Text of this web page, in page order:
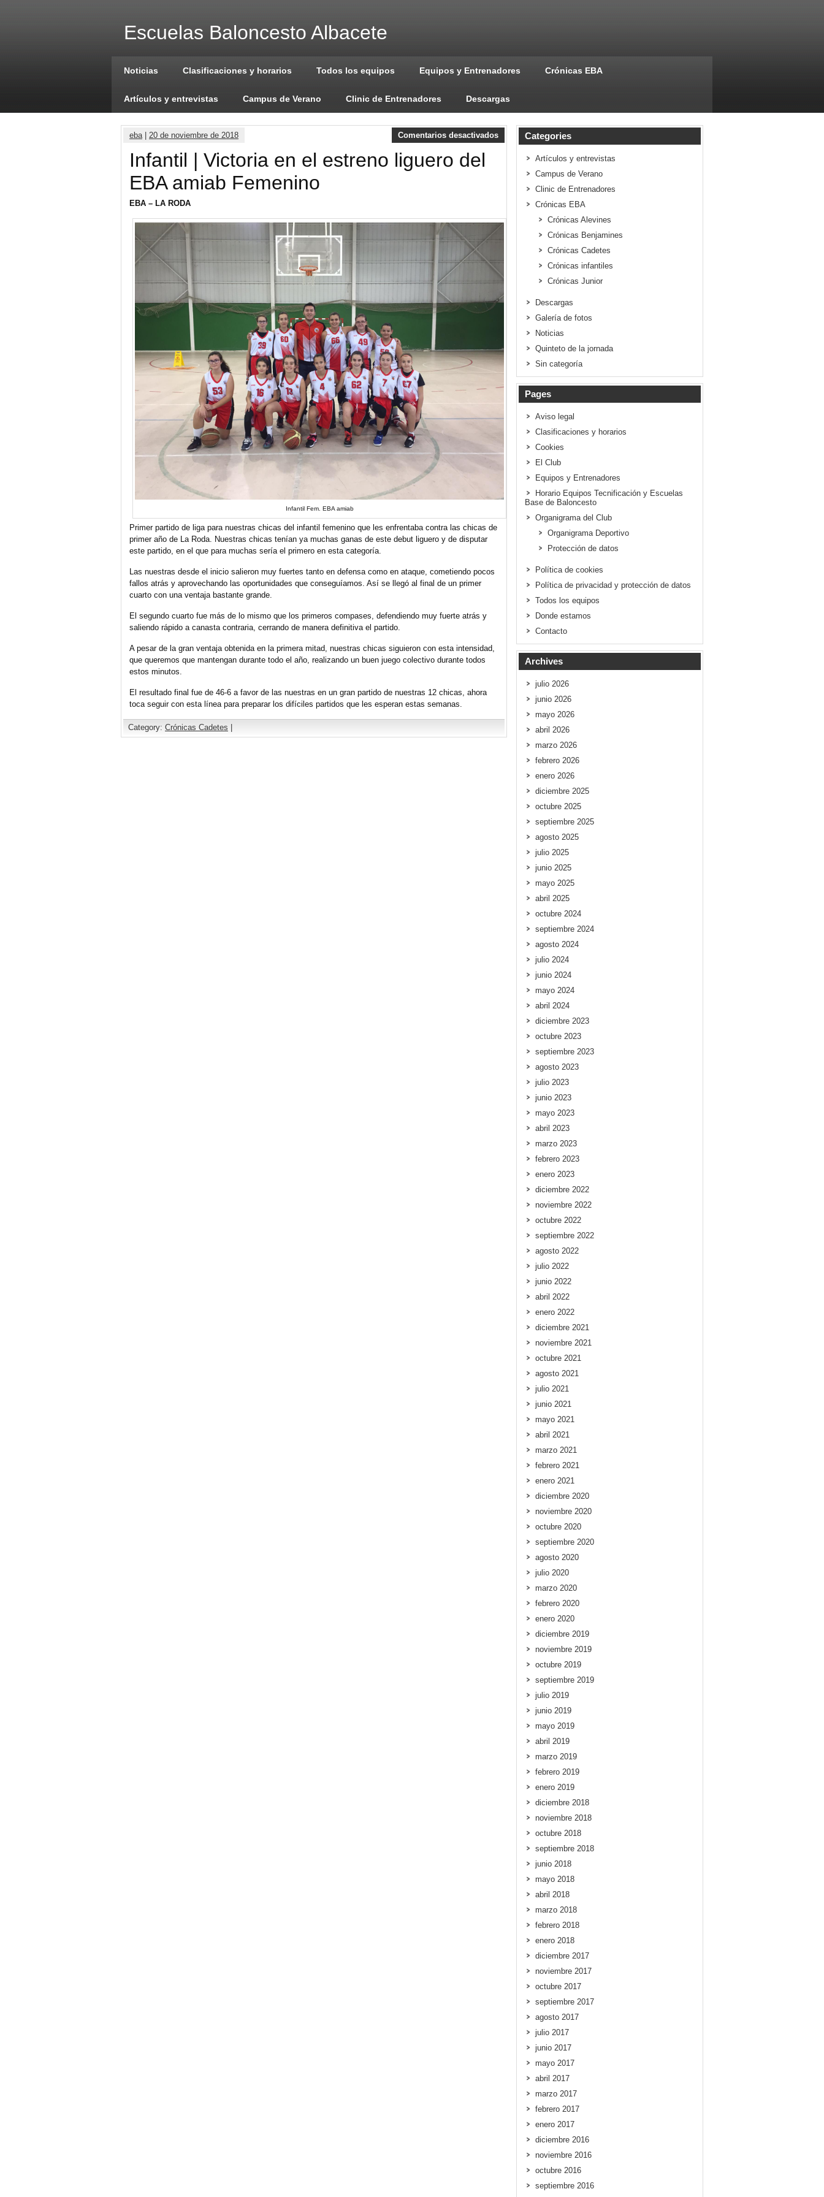
Escuelas Baloncesto Albacete
Noticias Clasificaciones y horarios Todos los equipos Equipos y Entrenadores Crónicas EBA
Artículos y entrevistas Campus de Verano Clinic de Entrenadores Descargas
eba| 20 de noviembre de 2018 Comentarios desactivados
Infantil | Victoria en el estreno liguero del
EBA amiab Femenino
EBA – LA RODA
Infantil Fem. EBA amiab
Primer partido de liga para nuestras chicas del infantil femenino que les enfrentaba contra las chicas de
primer año de La Roda. Nuestras chicas tenían ya muchas ganas de este debut liguero y de disputar
este partido, en el que para muchas sería el primero en esta categoría.
Las nuestras desde el inicio salieron muy fuertes tanto en defensa como en ataque, cometiendo pocos
fallos atrás y aprovechando las oportunidades que conseguíamos. Así se llegó al final de un primer
cuarto con una ventaja bastante grande.
El segundo cuarto fue más de lo mismo que los primeros compases, defendiendo muy fuerte atrás y
saliendo rápido a canasta contraria, cerrando de manera definitiva el partido.
A pesar de la gran ventaja obtenida en la primera mitad, nuestras chicas siguieron con esta intensidad,
que queremos que mantengan durante todo el año, realizando un buen juego colectivo durante todos
estos minutos.
El resultado final fue de 46-6 a favor de las nuestras en un gran partido de nuestras 12 chicas, ahora
toca seguir con esta línea para preparar los difíciles partidos que les esperan estas semanas.
Category: Crónicas Cadetes |
Categories
Artículos y entrevistas
Campus de Verano
Clinic de Entrenadores
Crónicas EBA
Crónicas Alevines
Crónicas Benjamines
Crónicas Cadetes
Crónicas infantiles
Crónicas Junior
Descargas
Galería de fotos
Noticias
Quinteto de la jornada
Sin categoría
Pages
Aviso legal
Clasificaciones y horarios
Cookies
El Club
Equipos y Entrenadores
Horario Equipos Tecnificación y Escuelas
Base de Baloncesto
Organigrama del Club
Organigrama Deportivo
Protección de datos
Política de cookies
Política de privacidad y protección de datos
Todos los equipos
Donde estamos
Contacto
Archives
julio 2026
junio 2026
mayo 2026
abril 2026
marzo 2026
febrero 2026
enero 2026
diciembre 2025
octubre 2025
septiembre 2025
agosto 2025
julio 2025
junio 2025
mayo 2025
abril 2025
octubre 2024
septiembre 2024
agosto 2024
julio 2024
junio 2024
mayo 2024
abril 2024
diciembre 2023
octubre 2023
septiembre 2023
agosto 2023
julio 2023
junio 2023
mayo 2023
abril 2023
marzo 2023
febrero 2023
enero 2023
diciembre 2022
noviembre 2022
octubre 2022
septiembre 2022
agosto 2022
julio 2022
junio 2022
abril 2022
enero 2022
diciembre 2021
noviembre 2021
octubre 2021
agosto 2021
julio 2021
junio 2021
mayo 2021
abril 2021
marzo 2021
febrero 2021
enero 2021
diciembre 2020
noviembre 2020
octubre 2020
septiembre 2020
agosto 2020
julio 2020
marzo 2020
febrero 2020
enero 2020
diciembre 2019
noviembre 2019
octubre 2019
septiembre 2019
julio 2019
junio 2019
mayo 2019
abril 2019
marzo 2019
febrero 2019
enero 2019
diciembre 2018
noviembre 2018
octubre 2018
septiembre 2018
junio 2018
mayo 2018
abril 2018
marzo 2018
febrero 2018
enero 2018
diciembre 2017
noviembre 2017
octubre 2017
septiembre 2017
agosto 2017
julio 2017
junio 2017
mayo 2017
abril 2017
marzo 2017
febrero 2017
enero 2017
diciembre 2016
noviembre 2016
octubre 2016
septiembre 2016